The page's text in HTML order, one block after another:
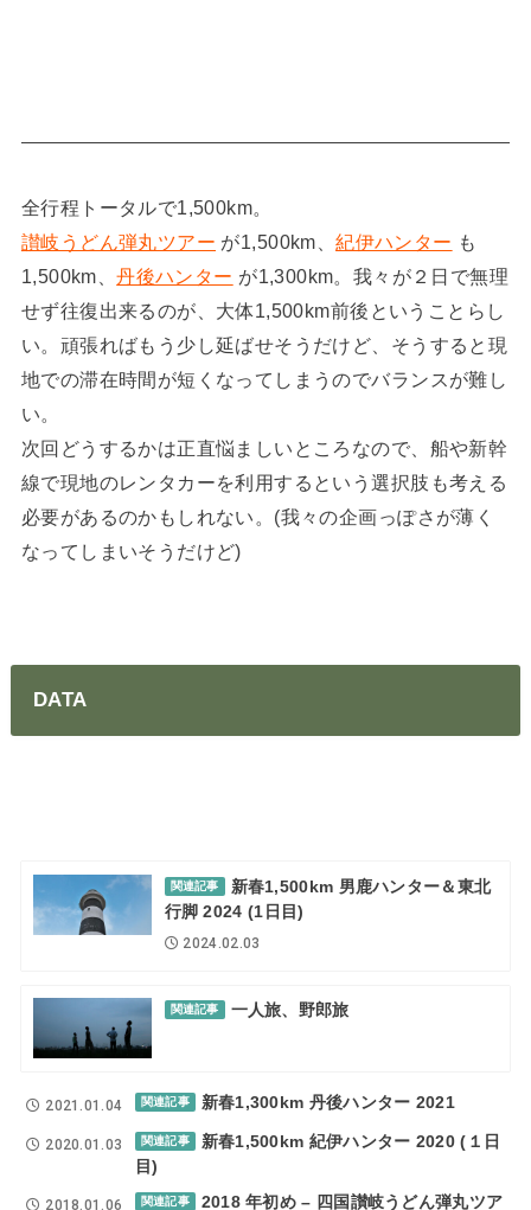
全行程トータルで1,500km。
讃岐うどん弾丸ツアー が1,500km、紀伊ハンター も
1,500km、丹後ハンター が1,300km。我々が２日で無理
せず往復出来るのが、大体1,500km前後ということらし
い。頑張ればもう少し延ばせそうだけど、そうすると現
地での滞在時間が短くなってしまうのでバランスが難し
い。
次回どうするかは正直悩ましいところなので、船や新幹
線で現地のレンタカーを利用するという選択肢も考える
必要があるのかもしれない。(我々の企画っぽさが薄く
なってしまいそうだけど)
DATA
関連記事
新春1,500km 男鹿ハンター＆東北
行脚 2024 (1日目)
2024.02.03
関連記事 一人旅、野郎旅
関連記事 新春1,300km 丹後ハンター 2021
2021.01.04
関連記事
新春1,500km 紀伊ハンター 2020 (１日
目)
2020.01.03
関連記事
2018 年初め – 四国讃岐うどん弾丸ツア
2018.01.06